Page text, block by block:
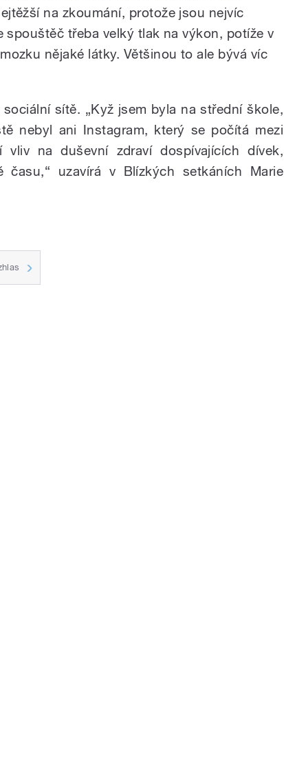
na zkoumání, protože jsou nejvíc
spouštěč třeba velký tlak na výkon, potíže v
nějaké látky. Většinou to ale bývá víc
sítě. „Kyž jsem byla na střední škole,
nebyl ani Instagram, který se počítá mezi
na duševní zdraví dospívajících dívek,
času,“ uzavírá v Blízkých setkáních Marie